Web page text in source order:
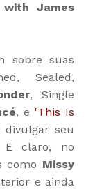
James
sobre suas
Sealed,
, 'Single
, e 'This Is
seu
claro, no
como Missy
e ainda